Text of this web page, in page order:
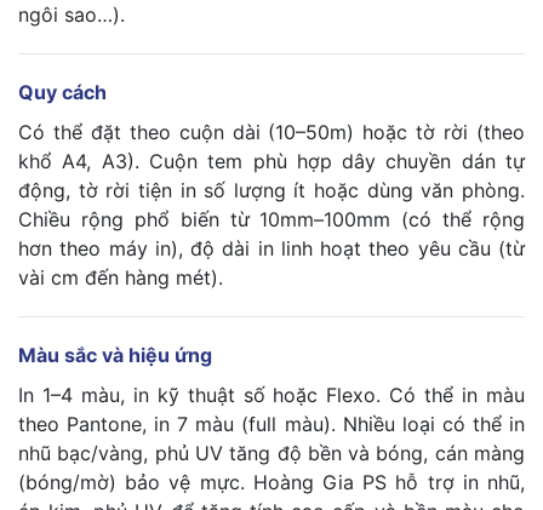
ngôi sao…).
Quy cách
Có thể đặt theo cuộn dài (10–50m) hoặc tờ rời (theo
khổ A4, A3). Cuộn tem phù hợp dây chuyền dán tự
động, tờ rời tiện in số lượng ít hoặc dùng văn phòng.
Chiều rộng phổ biến từ 10mm–100mm (có thể rộng
hơn theo máy in), độ dài in linh hoạt theo yêu cầu (từ
vài cm đến hàng mét).
Màu sắc và hiệu ứng
In 1–4 màu, in kỹ thuật số hoặc Flexo. Có thể in màu
theo Pantone, in 7 màu (full màu). Nhiều loại có thể in
nhũ bạc/vàng, phủ UV tăng độ bền và bóng, cán màng
(bóng/mờ) bảo vệ mực. Hoàng Gia PS hỗ trợ in nhũ,